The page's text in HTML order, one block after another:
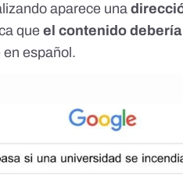
aparece una
queel contenido
en español.